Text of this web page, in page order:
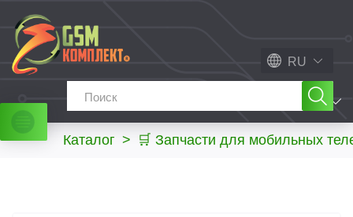
RU
МЕНЮ
Каталог > 🛒 Запчасти для мобильных